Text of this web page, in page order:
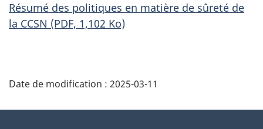
Résumé des politiques en matière de sûreté de
la CCSN (PDF, 1,102 Ko)
é
Date de modification : 2025-03-11